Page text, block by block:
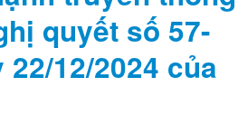
quyết số 57-
22/12/2024 của